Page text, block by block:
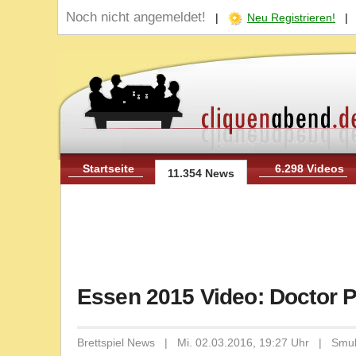
Noch nicht angemeldet! | Neu Registrieren!
Startseite 11.354 News 6.298 Videos
Essen 2015 Video: Doctor
Brettspiel News | Mi. 02.03.2016, 19:27 Uhr |